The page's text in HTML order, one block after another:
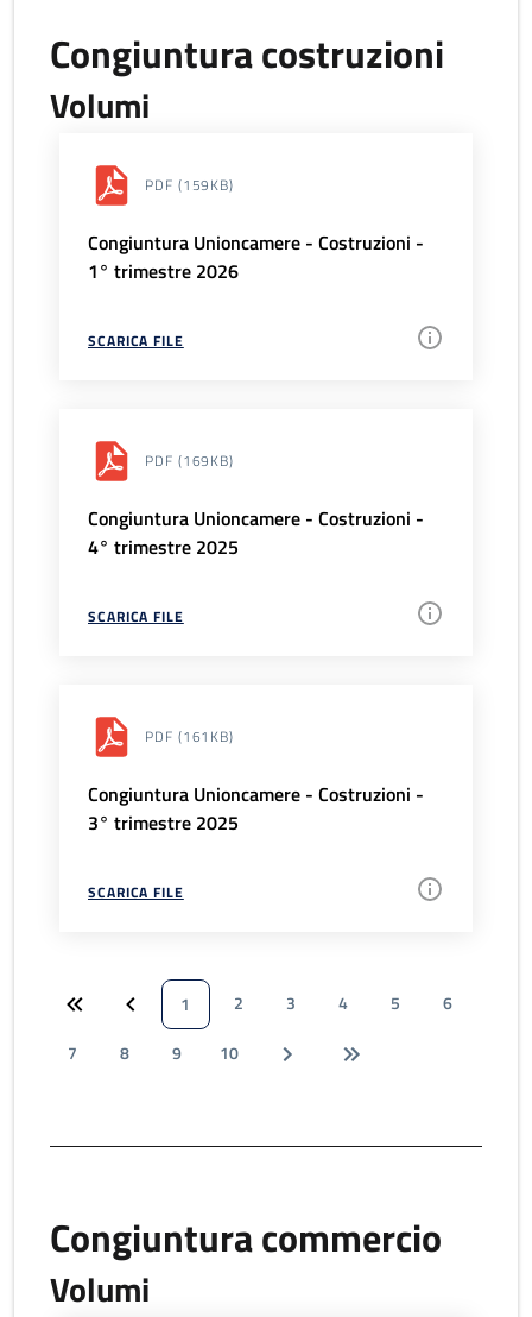
Congiuntura costruzioni
Volumi
PDF (159KB)
Congiuntura Unioncamere - Costruzioni -
1° trimestre 2026
SCARICA FILE
PDF (169KB)
Congiuntura Unioncamere - Costruzioni -
4° trimestre 2025
SCARICA FILE
PDF (161KB)
Congiuntura Unioncamere - Costruzioni -
3° trimestre 2025
SCARICA FILE
1 2 3 4 5
6
7
8 9 10
Congiuntura commercio
Volumi